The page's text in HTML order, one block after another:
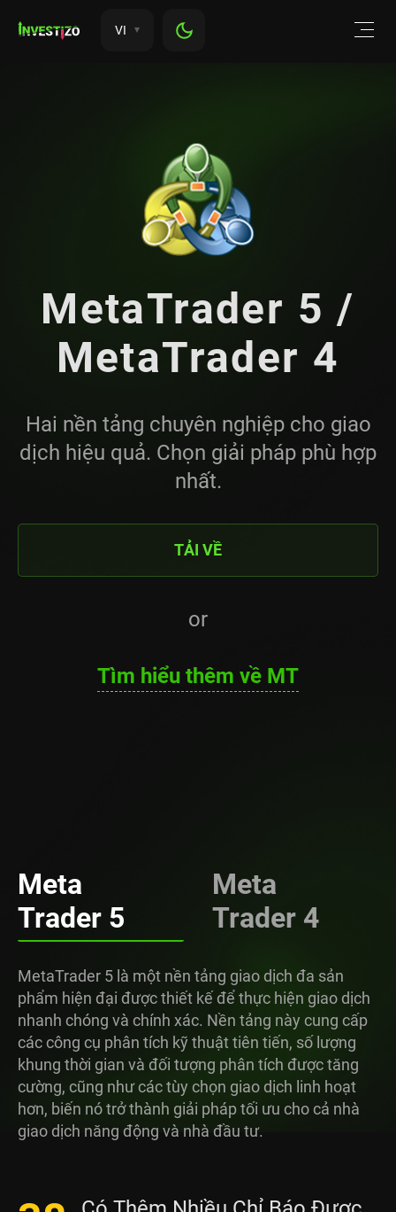
VI
MetaTrader 5 /
MetaTrader 4
Hai nền tảng chuyên nghiệp cho giao
dịch hiệu quả. Chọn giải pháp phù hợp
nhất.
TẢI VỀ
or
Tìm hiểu thêm về MT
Meta
Trader 5
Meta
Trader 4
MetaTrader 5 là một nền tảng giao dịch đa sản
phẩm hiện đại được thiết kế để thực hiện giao dịch
nhanh chóng và chính xác. Nền tảng này cung cấp
các công cụ phân tích kỹ thuật tiên tiến, số lượng
khung thời gian và đối tượng phân tích được tăng
cường, cũng như các tùy chọn giao dịch linh hoạt
hơn, biến nó trở thành giải pháp tối ưu cho cả nhà
giao dịch năng động và nhà đầu tư.